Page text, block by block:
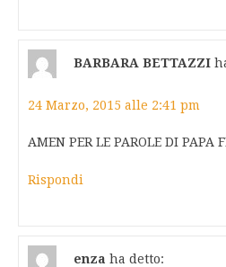
BARBARA BETTAZZI
24 Marzo, 2015 alle 2:41 pm
AMEN PER LE PAROLE DI PAPA
Rispondi
enza ha detto: